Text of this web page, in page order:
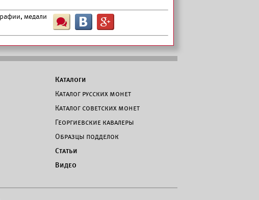
медали Ш B G
Каталоги
Каталог русских монет
Каталог советских монет
Георгиевские кавалеры
Образцы подделок
Статьи
Видео